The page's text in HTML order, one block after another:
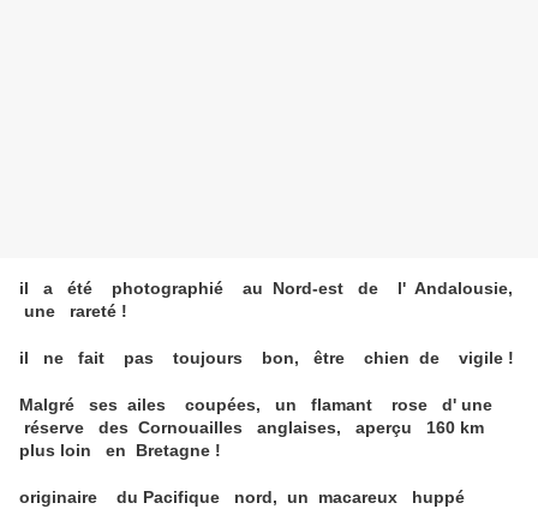
il a été photographié au Nord-est de l' Andalousie,
une rareté !
il ne fait pas toujours bon, être chien de vigile !
Malgré ses ailes coupées, un flamant rose d' une
réserve des Cornouailles anglaises, aperçu 160 km
plus loin en Bretagne !
originaire du Pacifique nord, un macareux huppé